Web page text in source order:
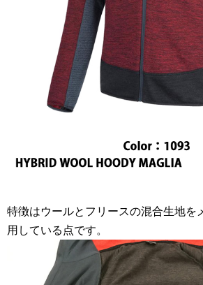
特徴はウールとフリースの混合生地を
用している点です。